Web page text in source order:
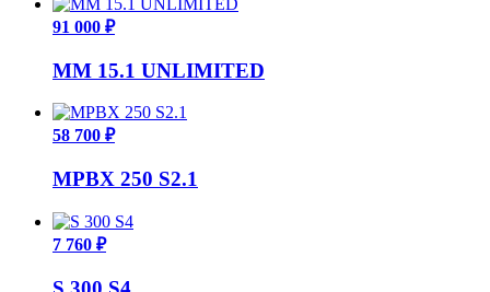
91 000 ₽
MM 15.1 UNLIMITED
58 700 ₽
MPBX 250 S2.1
7 760 ₽